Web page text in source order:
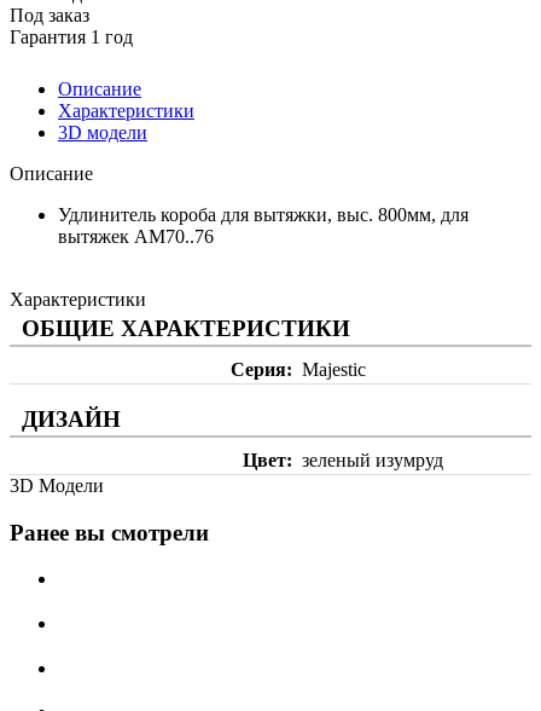
Под заказ
Гарантия 1 год
Описание
Характеристики
3D модели
Описание
Удлинитель короба для вытяжки, выс. 800мм, для
вытяжек AM70..76
Характеристики
ОБЩИЕ ХАРАКТЕРИСТИКИ
Серия Majestic
ДИЗАЙН
Цвет
зеленый изумруд
3D Модели
Ранее вы смотрели